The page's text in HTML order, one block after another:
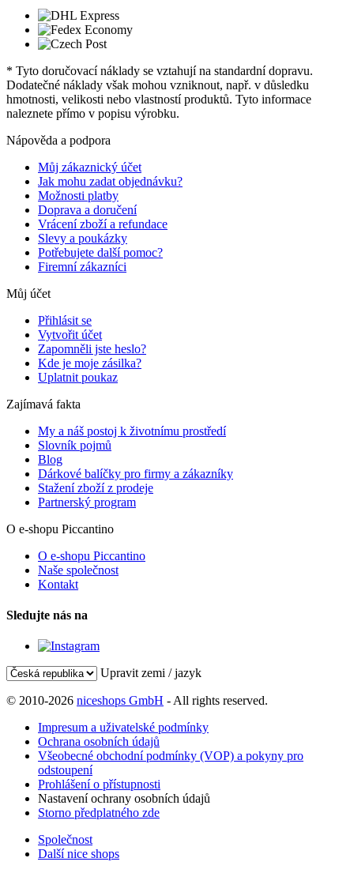
* Tyto doručovací náklady se vztahují na standardní dopravu.
Dodatečné náklady však mohou vzniknout, např. v důsledku
hmotnosti, velikosti nebo vlastností produktů. Tyto informace
naleznete přímo v popisu výrobku.
Nápověda a podpora
Můj zákaznický účet
Jak mohu zadat objednávku?
Možnosti platby
Doprava a doručení
Vrácení zboží a refundace
Slevy a poukázky
Potřebujete další pomoc?
Firemní zákazníci
Můj účet
Přihlásit se
Vytvořit účet
Zapomněli jste heslo?
Kde je moje zásilka?
Uplatnit poukaz
Zajímavá fakta
My a náš postoj k životnímu prostředí
Slovník pojmů
Blog
Dárkové balíčky pro firmy a zákazníky
Stažení zboží z prodeje
Partnerský program
O e-shopu Piccantino
O e-shopu Piccantino
Naše společnost
Kontakt
Sledujte nás na
Upravit zemi / jazyk
© 2010-2026 niceshops GmbH - All rights reserved.
Impresum a uživatelské podmínky
Ochrana osobních údajů
Všeobecné obchodní podmínky (VOP) a pokyny pro
odstoupení
Prohlášení o přístupnosti
Nastavení ochrany osobních údajů
Storno předplatného zde
Společnost
Další nice shops